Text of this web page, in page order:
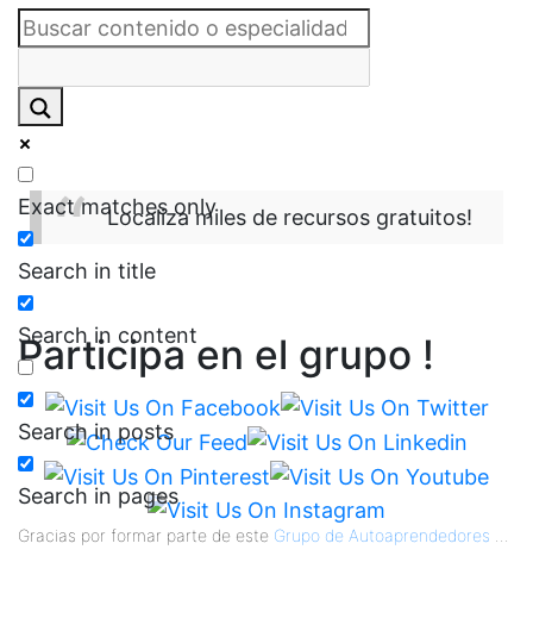
Exact matches only
Search in title
Search in content
Search in posts
Search in pages
Localiza miles de recursos gratuitos!
Participa en el grupo !
Gracias por formar parte de este Grupo de Autoaprendedores